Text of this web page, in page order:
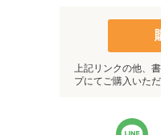
上記リンクの他、
プにてご購入いただ